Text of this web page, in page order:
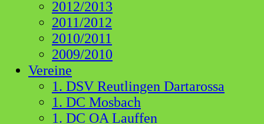
2012/2013
2011/2012
2010/2011
2009/2010
Vereine
1. DSV Reutlingen Dartarossa
1. DC Mosbach
1. DC OA Lauffen